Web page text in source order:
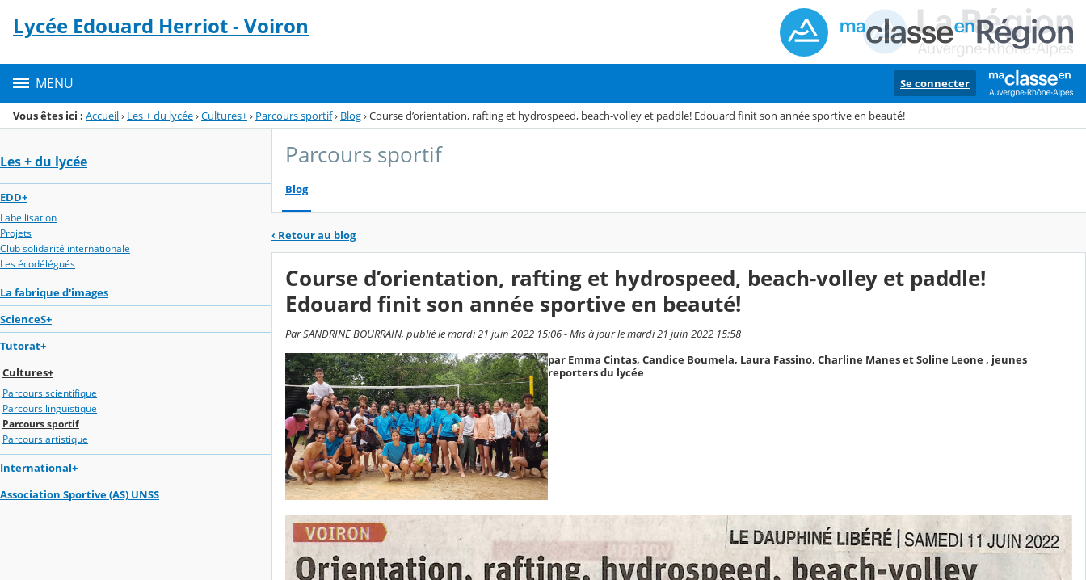
Menu de la rubrique
Contenu
Lycée Edouard Herriot - Voiron
MENU Se connecter
Vous êtes ici : Accueil› Les + du lycée›Cultures+› Parcours sportif› Blog›Course d’orientation, rafting et hydrospeed, beach-volley et paddle! Edouard finit son année sportive en beauté!
Les + du lycée
EDD+
Labellisation
Projets
Club solidarité internationale
Les écodélégués
La fabrique d'images
ScienceS+
Tutorat+
Cultures+
Parcours scientifique
Parcours linguistique
Parcours sportif
Parcours artistique
International+
Association Sportive (AS) UNSS
Parcours sportif
Blog
‹ Retour au blog
Course d’orientation, rafting et hydrospeed, beach-volley et paddle!
Edouard finit son année sportive en beauté!
Par SANDRINE BOURRAIN, publié le mardi 21 juin 2022 15:06 - Mis à jour le mardi 21 juin 2022 15:58
par Emma Cintas, Candice Boumela, Laura Fassino, Charline Manes et Soline Leone , jeunes
reporters du lycée